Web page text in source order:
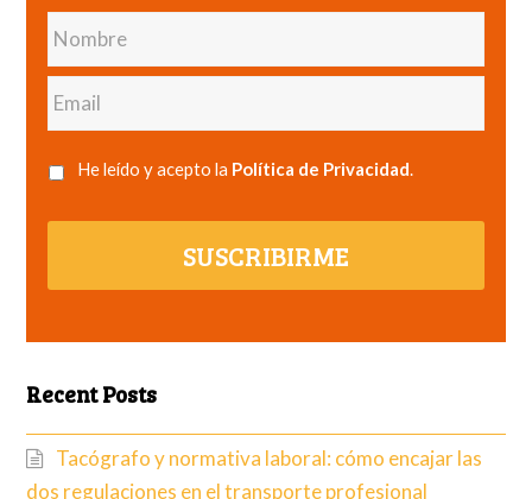
Nombre
Email
He leído y acepto la Política de Privacidad.
SUSCRIBIRME
Recent Posts
Tacógrafo y normativa laboral: cómo encajar las
dos regulaciones en el transporte profesional